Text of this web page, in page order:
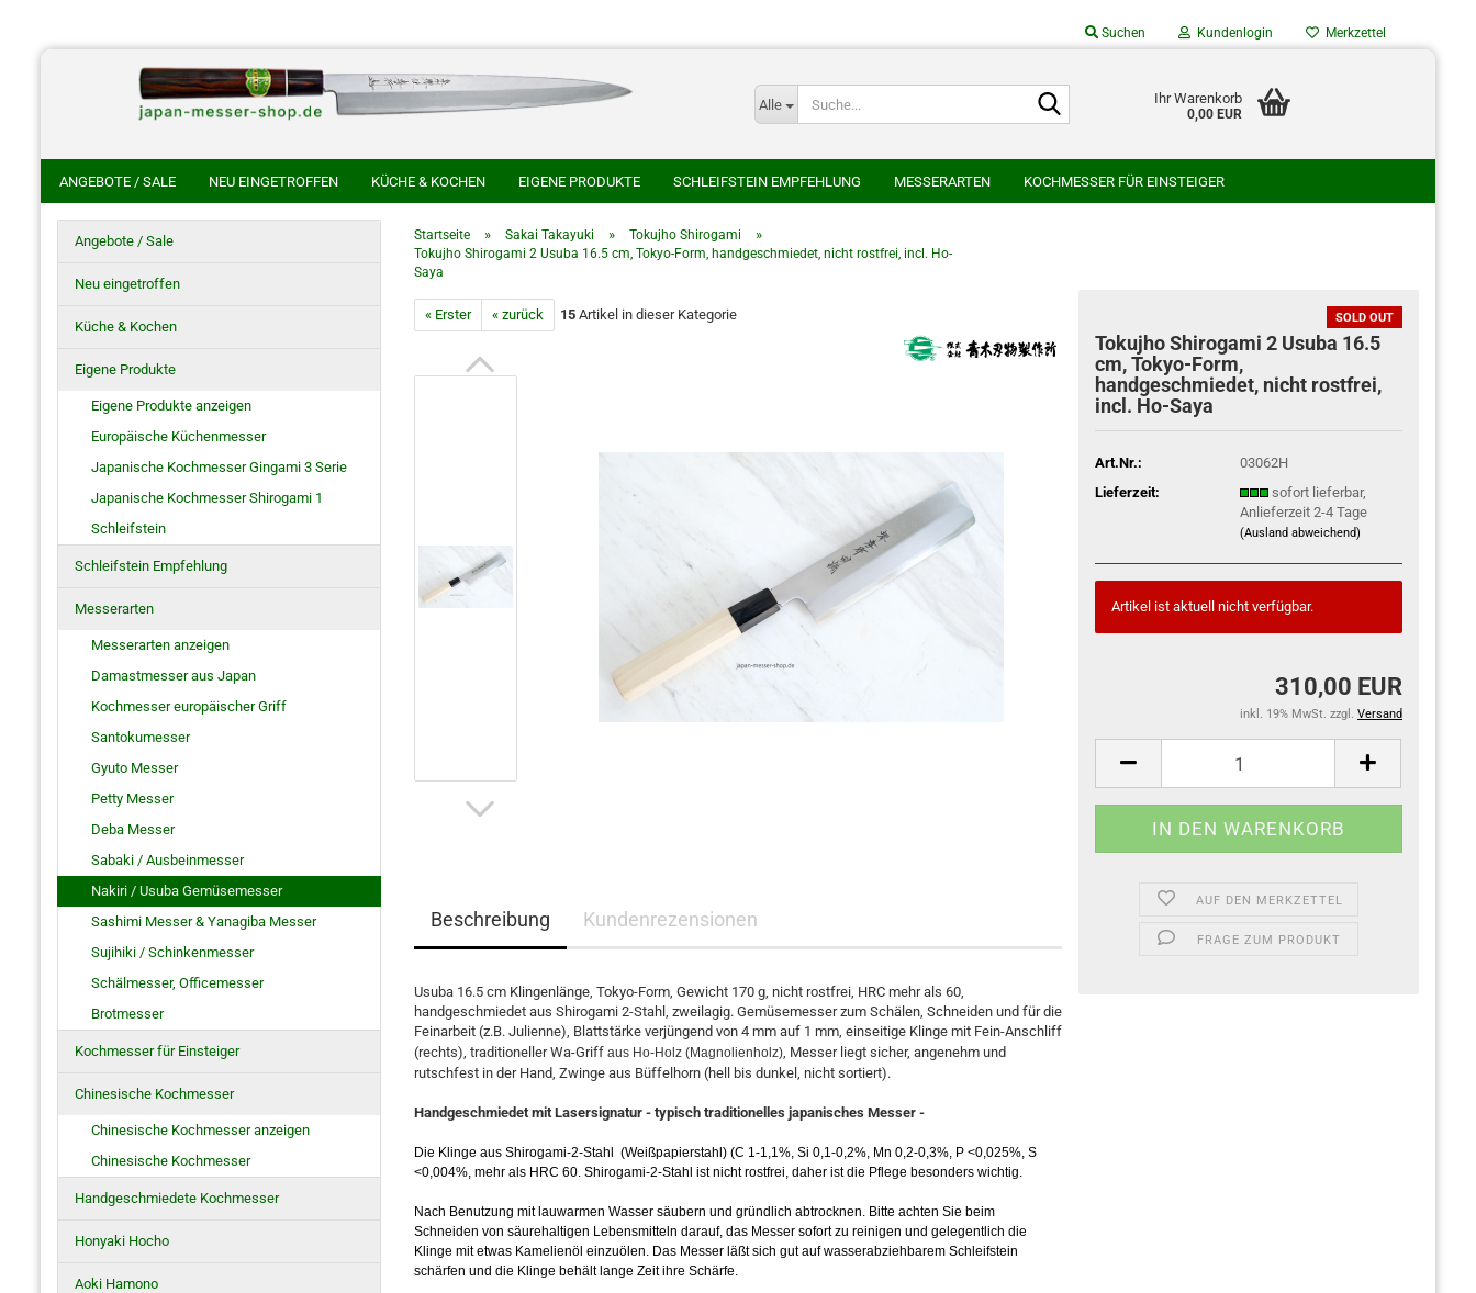
Suchen Kundenlogin
Passwort
Merkzettel
Alle Ihr Warenkorb
0,00 EUR
ANGEBOTE / SALE NEU EINGETROFFEN KÜCHE & KOCHEN EIGENE PRODUKTE SCHLEIFSTEIN EMPFEHLUNG MESSERARTEN KOCHMESSER FÜR EINSTEIGER
HANDGESCHMIEDETE KOCHMESSER HONYAKI HOCHO AOKI HAMONO
NAKAYA HEIJI
JAPANISCHE SCHLEIFSTEINE JAPANISCHE NATURSCHLEIFSTEINE
Startseite » Sakai Takayuki » Tokujho Shirogami »
Tokujho Shirogami 2 Usuba 16.5 cm, Tokyo-Form, handgeschmiedet, nicht rostfrei, incl. Ho-
Saya
« Erster « zurück 15 Artikel in dieser Kategorie SOLD OUT
Tokujho Shirogami 2 Usuba 16.5
cm, Tokyo-Form,
handgeschmiedet, nicht rostfrei,
incl. Ho-Saya
Art.Nr.:
03062H
Lieferzeit:
sofort lieferbar,
Anlieferzeit 2-4 Tage
(Ausland abweichend)
Artikel ist aktuell nicht verfügbar.
310,00 EUR
inkl. 19% MwSt. zzgl. Versand
AUF DEN MERKZETTEL
FRAGE ZUM PRODUKT
Beschreibung Kundenrezensionen
Usuba 16.5 cm Klingenlänge, Tokyo-Form, Gewicht 170 g, nicht rostfrei, HRC mehr als 60,
handgeschmiedet aus Shirogami 2-Stahl, zweilagig. Gemüsemesser zum Schälen, Schneiden und für die
Feinarbeit (z.B. Julienne), Blattstärke verjüngend von 4 mm auf 1 mm, einseitige Klinge mit Fein-Anschliff
(rechts), traditioneller Wa-Griff aus Ho-Holz (Magnolienholz), Messer liegt sicher, angenehm und
rutschfest in der Hand, Zwinge aus Büffelhorn (hell bis dunkel, nicht sortiert).
Handgeschmiedet mit Lasersignatur - typisch traditionelles japanisches Messer -
Die Klinge aus Shirogami-2-Stahl (Weißpapierstahl) (C 1-1,1%, Si 0,1-0,2%, Mn 0,2-0,3%, P <0,025%, S
<0,004%, mehr als HRC 60. Shirogami-2-Stahl ist nicht rostfrei, daher ist die Pflege besonders wichtig.
Nach Benutzung mit lauwarmen Wasser säubern und gründlich abtrocknen. Bitte achten Sie beim
Schneiden von säurehaltigen Lebensmitteln darauf, das Messer sofort zu reinigen und gelegentlich die
Klinge mit etwas Kamelienöl einzuölen. Das Messer läßt sich gut auf wasserabziehbarem Schleifstein
schärfen und die Klinge behält lange Zeit ihre Schärfe.
Angebote / Sale
Neu eingetroffen
Küche & Kochen
Eigene Produkte
Eigene Produkte anzeigen
Europäische Küchenmesser
Japanische Kochmesser Gingami 3 Serie
Japanische Kochmesser Shirogami 1
Schleifstein
Schleifstein Empfehlung
Messerarten
Messerarten anzeigen
Damastmesser aus Japan
Kochmesser europäischer Griff
Santokumesser
Gyuto Messer
Petty Messer
Deba Messer
Sabaki / Ausbeinmesser
Nakiri / Usuba Gemüsemesser
Sashimi Messer & Yanagiba Messer
Sujihiki / Schinkenmesser
Schälmesser, Officemesser
Brotmesser
Kochmesser für Einsteiger
Chinesische Kochmesser
Chinesische Kochmesser anzeigen
Chinesische Kochmesser
Handgeschmiedete Kochmesser
Honyaki Hocho
Aoki Hamono